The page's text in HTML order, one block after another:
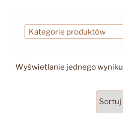
Kategorie produktów
Wyświetlanie jednego wyniku